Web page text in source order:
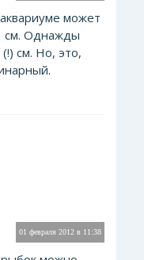
может
см. Однажды
см. Но, это,
01 февраля 2012 в 11:38